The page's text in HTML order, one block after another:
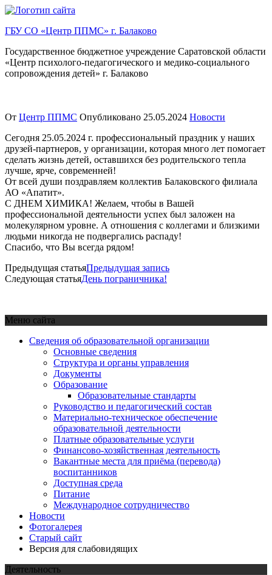
Перейти
содержимому
ГБУ СО «Центр ППМС» г. Балаково
Государственное бюджетное учреждение Саратовской области
«Центр психолого-педагогического и медико-социального
сопровождения детей» г. Балаково
От Центр ППМС Опубликовано 25.05.2024 Новости
Сегодня 25.05.2024 г. профессиональный праздник у наших
друзей-партнеров, у организации, которая много лет помогает
сделать жизнь детей, оставшихся без родительского тепла
лучше, ярче, современней!
От всей души поздравляем коллектив Балаковского филиала
АО «Апатит».
С ДНЕМ ХИМИКА! Желаем, чтобы в Вашей
профессиональной деятельности успех был заложен на
молекулярном уровне. А отношения с коллегами и близкими
людьми никогда не подвергались распаду!
Спасибо, что Вы всегда рядом!
Предыдущая статьяПредыдущая запись
Следующая статьяДень пограничника!
Меню сайта
Сведения об образовательной организации
Основные сведения
Структура и органы управления
Документы
Образование
Образовательные стандарты
Руководство и педагогический состав
Материально-техническое обеспечение
образовательной деятельности
Платные образовательные услуги
Финансово-хозяйственная деятельность
Вакантные места для приёма (перевода)
воспитанников
Доступная среда
Питание
Международное сотрудничество
Новости
Фотогалерея
Старый сайт
Версия для слабовидящих
Деятельность